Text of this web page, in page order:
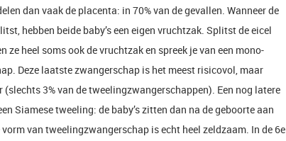
dan vaak de placenta: in 70% van de gevallen. Wanneer de
hebben beide baby’s een eigen vruchtzak. Splitst de eicel
ze heel soms ook de vruchtzak en spreek je van een mono-
Deze laatste zwangerschap is het meest risicovol, maar
(slechts 3% van de tweelingzwangerschappen). Een nog latere
Siamese tweeling: de baby’s zitten dan na de geboorte aan
van tweelingzwangerschap is echt heel zeldzaam. In de 6e